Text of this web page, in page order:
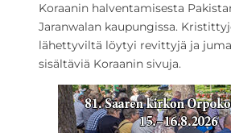
Koraanin halventamisesta
Jaranwalan kaupungissa.
lähettyviltä löytyi revittyjä ja
sisältäviä Koraanin sivuja.